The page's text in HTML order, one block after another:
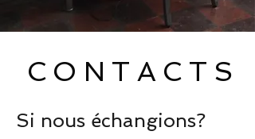
CONTACTS
Si nous échangions?